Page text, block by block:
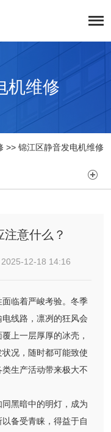
机维修
>> 锦江区静音发电机维修

意什么？
12-18 14:16
临着严峻考验。冬季
线路，凛冽的狂风会
上一层厚厚的冰壳，
况，随时都可能致使
生产活动带来极大不
黑暗中的明灯，成为
备受青睐，得益于自